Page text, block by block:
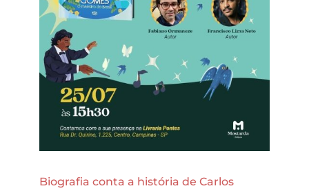
Biografia conta a história de Carlos